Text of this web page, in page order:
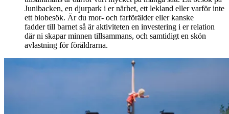
Junibacken, en djurpark i er närhet, ett lekland eller varför inte
ett biobesök. Är du mor- och farförälder eller kanske
fadder till barnet så är aktiviteten en investering i er relation
där ni skapar minnen tillsammans, och samtidigt en skön
avlastning för föräldrarna.